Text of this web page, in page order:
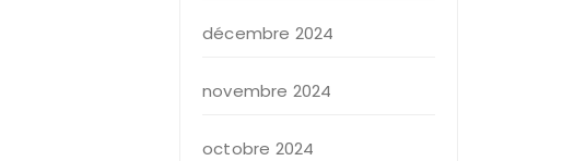
décembre 2024
novembre 2024
octobre 2024